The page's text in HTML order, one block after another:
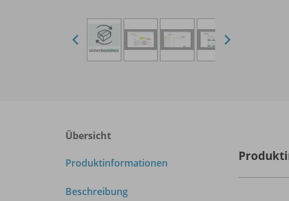
Übersicht
Produktinformationen
Beschreibung